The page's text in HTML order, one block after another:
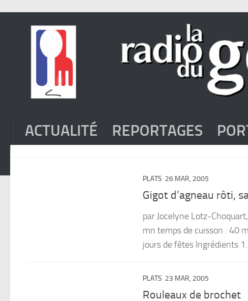
ACTUALITÉ REPORTAGES
PLATS 26 MAR, 2005
Gigot d’agneau rôti,
par Jocelyne Lotz-
mn temps de cuisson : 40
jours de fêtes Ingrédients
PLATS 23 MAR, 2005
Rouleaux de brochet